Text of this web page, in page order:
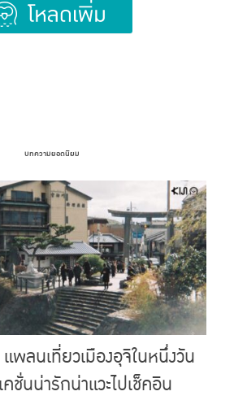
บทความยอดนิยม
พลนเที่ยวเมืองอุจิในหนึ่งวัน
ชั่นน่ารักน่าแวะไปเช็คอิน